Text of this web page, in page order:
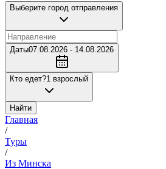
Выберите город отправления
Даты07.08.2026 - 14.08.2026
Кто едет?1 взрослый
Найти
Главная
/
Туры
/
Из Минска